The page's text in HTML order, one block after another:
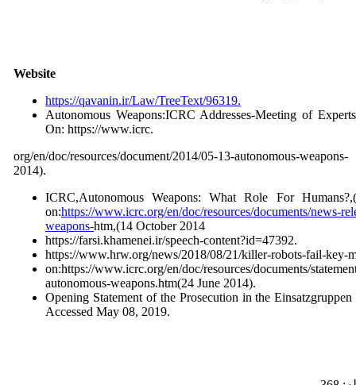
Website
https://qavanin.ir/Law/TreeText/96319.
Autonomous Weapons:ICRC Addresses-Meeting of
On: https://www.icrc.
org/en/doc/resources/document/2014/05-13-autonomous-
2014).
ICRC,Autonomous Weapons: What Role For
on:https://www.icrc.org/en/doc/resources/documents/news-
weapons-htm,(14 October 2014
https://farsi.khamenei.ir/speech-content?id=47392.
https://www.hrw.org/news/2018/08/21/killer-robots-fail-key-
on:https://www.icrc.org/en/doc/resources/documents/
autonomous-weapons.htm(24 June 2014).
Opening Statement of the Prosecution in the
Accessed May 08, 2019.